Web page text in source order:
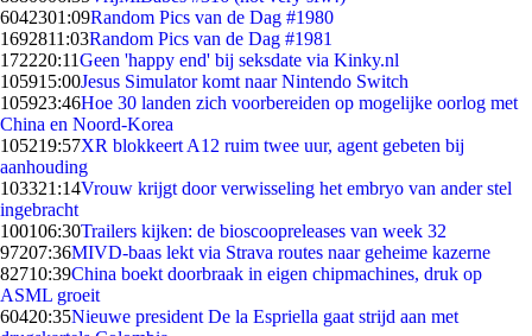
6042301:09Random Pics van de Dag #1980
1692811:03Random Pics van de Dag #1981
172220:11Geen 'happy end' bij seksdate via Kinky.nl
105915:00Jesus Simulator komt naar Nintendo Switch
105923:46Hoe 30 landen zich voorbereiden op mogelijke oorlog met
China en Noord-Korea
105219:57XR blokkeert A12 ruim twee uur, agent gebeten bij
aanhouding
103321:14Vrouw krijgt door verwisseling het embryo van ander stel
ingebracht
100106:30Trailers kijken: de bioscoopreleases van week 32
97207:36MIVD-baas lekt via Strava routes naar geheime kazerne
82710:39China boekt doorbraak in eigen chipmachines, druk op
ASML groeit
60420:35Nieuwe president De la Espriella gaat strijd aan met